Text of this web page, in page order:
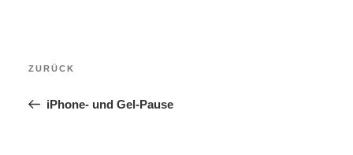
Vorheriger
ZURÜCK
iPhone- und Gel-Pause